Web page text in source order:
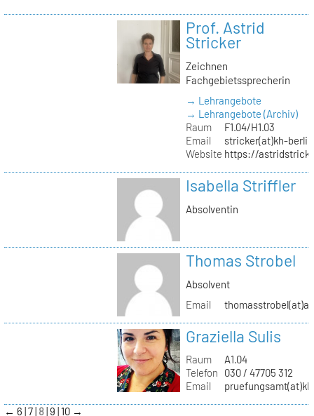
Prof. Astrid
Stricker
Zeichnen
Fachgebietssprecherin
→ Lehrangebote
→ Lehrangebote (Archiv)
Raum
F1.04/H1.03
Email
stricker(at)kh-
Website https://
Isabella Striffler
Absolventin
Thomas Strobel
Absolvent
Email
Graziella Sulis
Raum
A1.04
Telefon
030 / 47705 312
Email
← 6 7 8 9 10 →